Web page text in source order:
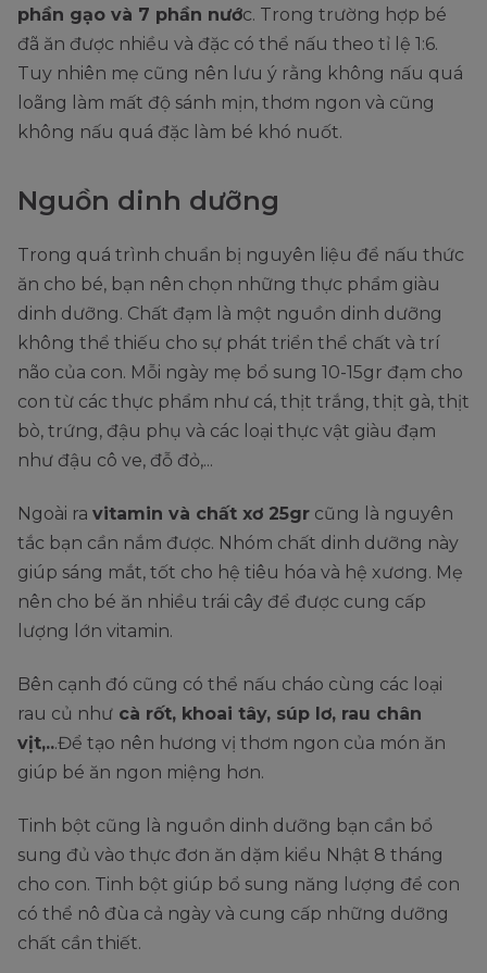
phần gạo và 7 phần nước. Trong trường hợp bé
đã ăn được nhiều và đặc có thể nấu theo tỉ lệ 1:6.
Tuy nhiên mẹ cũng nên lưu ý rằng không nấu quá
loãng làm mất độ sánh mịn, thơm ngon và cũng
không nấu quá đặc làm bé khó nuốt.
Nguồn dinh dưỡng
Trong quá trình chuẩn bị nguyên liệu để nấu thức
ăn cho bé, bạn nên chọn những thực phẩm giàu
dinh dưỡng. Chất đạm là một nguồn dinh dưỡng
không thể thiếu cho sự phát triển thể chất và trí
não của con. Mỗi ngày mẹ bổ sung 10-15gr đạm cho
con từ các thực phẩm như cá, thịt trắng, thịt gà, thịt
bò, trứng, đậu phụ và các loại thực vật giàu đạm
như đậu cô ve, đỗ đỏ,...
Ngoài ra vitamin và chất xơ 25gr cũng là nguyên
tắc bạn cần nắm được. Nhóm chất dinh dưỡng này
giúp sáng mắt, tốt cho hệ tiêu hóa và hệ xương. Mẹ
nên cho bé ăn nhiều trái cây để được cung cấp
lượng lớn vitamin.
Bên cạnh đó cũng có thể nấu cháo cùng các loại
rau củ như cà rốt, khoai tây, súp lơ, rau chân
vịt,...Để tạo nên hương vị thơm ngon của món ăn
giúp bé ăn ngon miệng hơn.
Tinh bột cũng là nguồn dinh dưỡng bạn cần bổ
sung đủ vào thực đơn ăn dặm kiểu Nhật 8 tháng
cho con. Tinh bột giúp bổ sung năng lượng để con
có thể nô đùa cả ngày và cung cấp những dưỡng
chất cần thiết.